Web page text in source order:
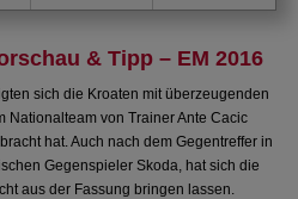
& Tipp – EM 2016
sich die Kroaten mit überzeugenden
Nationalteam von Trainer Ante Cacic
hat. Auch nach dem Gegentreffer in
Gegenspieler Skoda, hat sich die
aus der Fassung bringen lassen.